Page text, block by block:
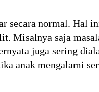
secara normal. Hal
Misalnya saja
juga sering
anak mengalami